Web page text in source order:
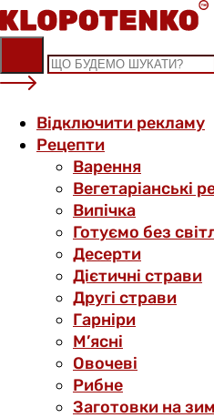
Skip
to
content
Відключити рекламу
Рецепти
Варення
Вегетаріанські
Випічка
Готуємо без
Десерти
Дієтичні страви
Другі страви
Гарніри
М’ясні
Овочеві
Рибне
Заготовки на